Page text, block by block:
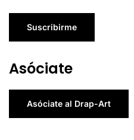
Suscribirme
Asóciate
Asóciate al Drap-Art